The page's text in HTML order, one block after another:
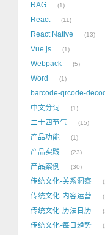
RAG 1
React 11
React Native 13
Vue.js 1
Webpack 5
Word 1
barcode-qrcode-
中文分词 1
二十四节气 15
产品功能 1
产品实践 23
产品案例 30
传统文化-关系洞察
传统文化-内容运营
传统文化-历法日历
传统文化-每日趋势